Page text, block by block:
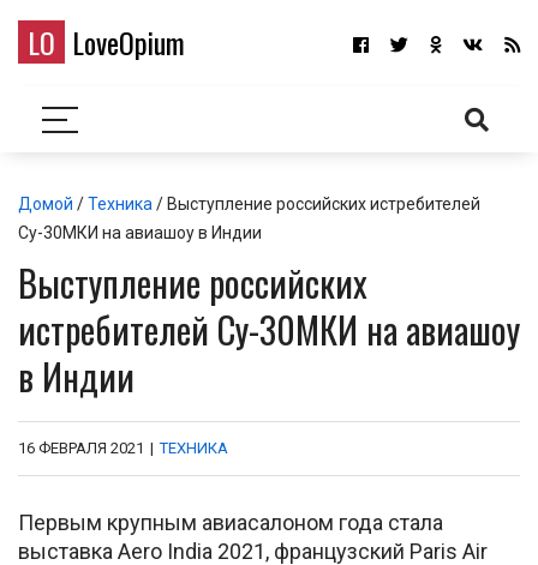
LO LoveOpium
Домой /Техника / Выступление российских истребителей
Су-30МКИ на авиашоу в Индии
Выступление российских
истребителей Су-30МКИ на авиашоу
в Индии
16 ФЕВРАЛЯ 2021 | ТЕХНИКА
Первым крупным авиасалоном года стала
выставка Aero India 2021, французский Paris Air